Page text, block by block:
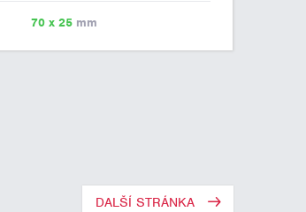
pro výrobu štítku je možné
70 x 25 mm
DALŠÍ STRÁNKA